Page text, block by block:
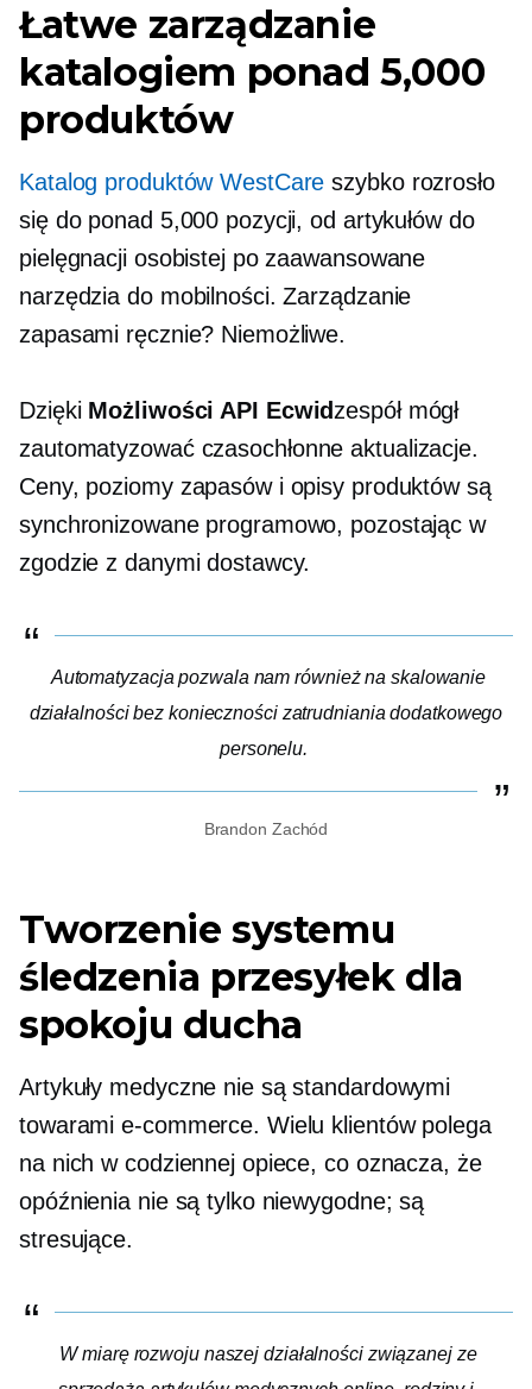
Łatwe zarządzanie
katalogiem ponad 5,000
produktów
Katalog produktów WestCare szybko rozrosło
się do ponad 5,000 pozycji, od artykułów do
pielęgnacji osobistej po zaawansowane
narzędzia do mobilności. Zarządzanie
zapasami ręcznie? Niemożliwe.
Dzięki Możliwości API Ecwidzespół mógł
zautomatyzować czasochłonne aktualizacje.
Ceny, poziomy zapasów i opisy produktów są
synchronizowane programowo, pozostając w
zgodzie z danymi dostawcy.
Automatyzacja pozwala nam również na skalowanie
działalności bez konieczności zatrudniania dodatkowego
personelu.
Brandon Zachód
Tworzenie systemu
śledzenia przesyłek dla
spokoju ducha
Artykuły medyczne nie są standardowymi
towarami e-commerce. Wielu klientów polega
na nich w codziennej opiece, co oznacza, że ​​
opóźnienia nie są tylko niewygodne; są
stresujące.
W miarę rozwoju naszej działalności związanej ze